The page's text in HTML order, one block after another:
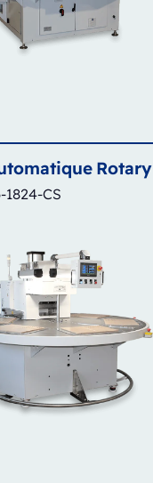
Rotary
1824-CS